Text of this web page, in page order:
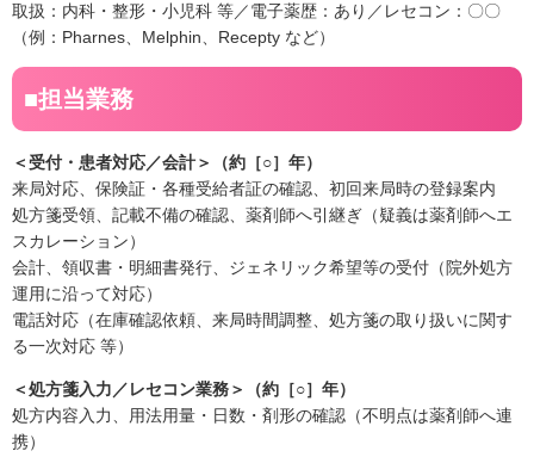
取扱：内科・整形・小児科 等／電子薬歴：あり／レセコン：〇〇
（例：Pharnes、Melphin、Recepty など）
■担当業務
＜受付・患者対応／会計＞（約［○］年）
来局対応、保険証・各種受給者証の確認、初回来局時の登録案内
処方箋受領、記載不備の確認、薬剤師へ引継ぎ（疑義は薬剤師へエ
スカレーション）
会計、領収書・明細書発行、ジェネリック希望等の受付（院外処方
運用に沿って対応）
電話対応（在庫確認依頼、来局時間調整、処方箋の取り扱いに関す
る一次対応 等）
＜処方箋入力／レセコン業務＞（約［○］年）
処方内容入力、用法用量・日数・剤形の確認（不明点は薬剤師へ連
携）